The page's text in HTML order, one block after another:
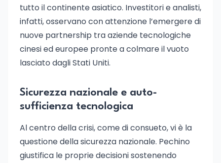
tutto il continente asiatico. Investitori e analisti,
infatti, osservano con attenzione l’emergere di
nuove partnership tra aziende tecnologiche
cinesi ed europee pronte a colmare il vuoto
lasciato dagli Stati Uniti.
Sicurezza nazionale e auto-
sufficienza tecnologica
Al centro della crisi, come di consueto, vi è la
questione della sicurezza nazionale. Pechino
giustifica le proprie decisioni sostenendo